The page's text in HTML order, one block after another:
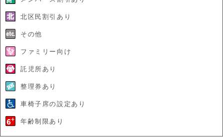
北区民割引あり
その他
ファミリー向け
託児所あり
整理券あり
車椅子席の設定あり
年齢制限あり